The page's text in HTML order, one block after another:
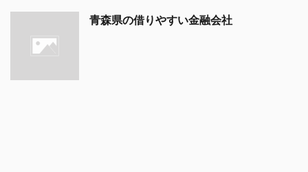
青森県の借りやすい金融会社